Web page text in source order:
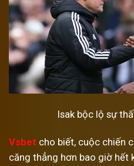
Isak bộc lộ sự
Vsbet cho biết, cuộc chiến
căng thẳng hơn bao giờ hết